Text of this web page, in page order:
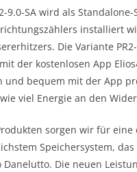
9.0-SA wird als
installiert
Die Variante
der kostenlosen App
und bequem mit der App
viel Energie an den
sorgen wir für
Speichersystem,
Danelutto. Die neuen